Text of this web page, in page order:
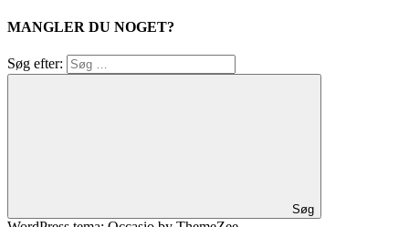
MANGLER DU NOGET?
Søg efter:
Søg